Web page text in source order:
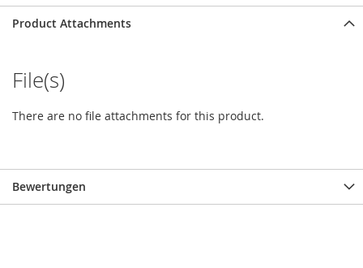
Product Attachments
File(s)
There are no file attachments for this product.
Bewertungen